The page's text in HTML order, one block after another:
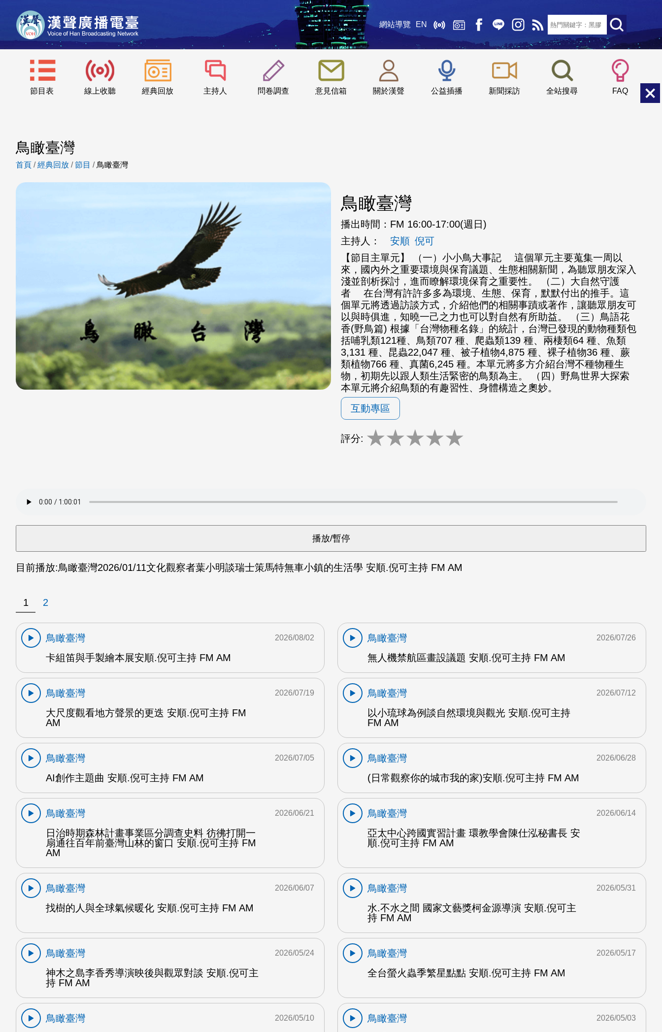
網站導覽 EN
節目表 線上收聽 經典回放 主持人 問卷調查 意見信箱 關於漢聲 公益插播 新聞採訪 全站搜尋 FAQ
::: 小 中
鳥瞰臺灣
首頁 /經典回放 /節目 / 鳥瞰臺灣
鳥瞰臺灣
播出時間： FM 16:00-17:00(週日)
主持人：
安順 倪可
【節目主單元】 （一）小小鳥大事記 這個單元主要蒐集一周以
來，國內外之重要環境與保育議題、生態相關新聞，為聽眾朋友深入
淺並剖析探討，進而瞭解環境保育之重要性。 （二）大自然守護
者 在台灣有許許多多為環境、生態、保育，默默付出的推手。這
個單元將透過訪談方式，介紹他們的相關事蹟或著作，讓聽眾朋友可
以與時俱進，知曉一己之力也可以對自然有所助益。 （三）鳥語花
香(野鳥篇) 根據「台灣物種名錄」的統計，台灣已發現的動物種類包
括哺乳類121種、鳥類707 種、爬蟲類139 種、兩棲類64 種、魚類
3,131 種、昆蟲22,047 種、被子植物4,875 種、裸子植物36 種、蕨
類植物766 種、真菌6,245 種。本單元將多方介紹台灣不種物種生
物，初期先以跟人類生活緊密的鳥類為主。 （四）野鳥世界大探索
本單元將介紹鳥類的有趣習性、身體構造之奧妙。
互動專區
評分: ★★★★★
目前播放:鳥瞰臺灣2026/01/11文化觀察者葉小明談瑞士策馬特無車小鎮的生活學 安順.倪可主持 FM AM
1 2
鳥瞰臺灣
卡組笛與手製繪本展安順.倪可主持 FM AM
2026/08/02
鳥瞰臺灣
無人機禁航區畫設議題 安順.倪可主持 FM AM
2026/07/26
鳥瞰臺灣
大尺度觀看地方聲景的更迭 安順.倪可主持 FM
AM
2026/07/19
鳥瞰臺灣
以小琉球為例談自然環境與觀光 安順.倪可主持
FM AM
2026/07/12
鳥瞰臺灣
AI創作主題曲 安順.倪可主持 FM AM
2026/07/05
鳥瞰臺灣
(日常觀察你的城市我的家)安順.倪可主持 FM AM
2026/06/28
鳥瞰臺灣
日治時期森林計畫事業區分調查史料 彷彿打開一
扇通往百年前臺灣山林的窗口 安順.倪可主持 FM
AM
2026/06/21
鳥瞰臺灣
亞太中心跨國實習計畫 環教學會陳仕泓秘書長 安
順.倪可主持 FM AM
2026/06/14
鳥瞰臺灣
找樹的人與全球氣候暖化 安順.倪可主持 FM AM
2026/06/07
鳥瞰臺灣
水.不水之間 國家文藝獎柯金源導演 安順.倪可主
持 FM AM
2026/05/31
鳥瞰臺灣
神木之島李香秀導演映後與觀眾對談 安順.倪可主
持 FM AM
2026/05/24
鳥瞰臺灣
全台螢火蟲季繁星點點 安順.倪可主持 FM AM
2026/05/17
鳥瞰臺灣
2026/05/10
鳥瞰臺灣
2026/05/03